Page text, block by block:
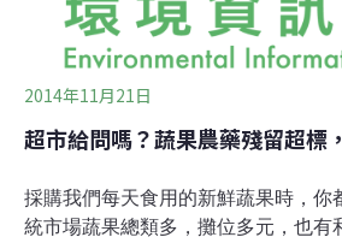
2014年11月21日
超市給問嗎？蔬果農藥殘留超標
採購我們每天食用的新鮮蔬果時，你
統市場蔬果總類多，攤位多元，也有